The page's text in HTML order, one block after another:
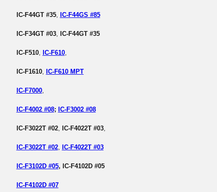
IC-F44GT #35, IC-F44GS #85
IC-F34GT #03, IC-F44GT #35
IC-F510, IC-F610,
IC-F1610, IC-F610 MPT
IC-F7000,
IC-F4002 #08; IC-F3002 #08
IC-F3022T #02, IC-F4022T #03,
IC-F3022T #02, IC-F4022T #03
IC-F3102D #05, IC-F4102D #05
IC-F4102D #07